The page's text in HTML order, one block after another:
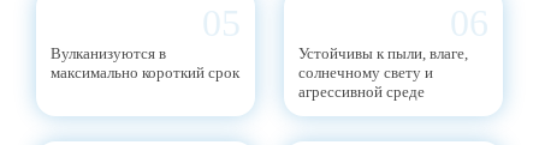
05
Вулканизуются в
максимально короткий срок
06
Устойчивы к пыли, влаге,
солнечному свету и
агрессивной среде